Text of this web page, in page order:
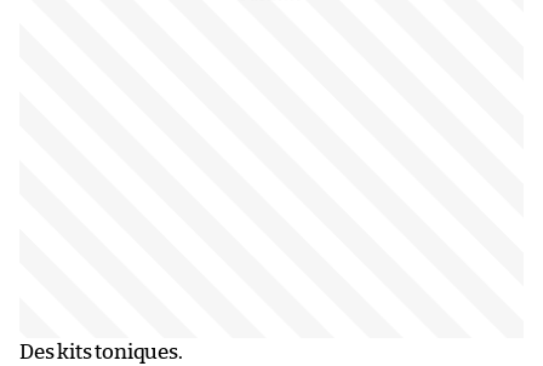
Des kits toniques.